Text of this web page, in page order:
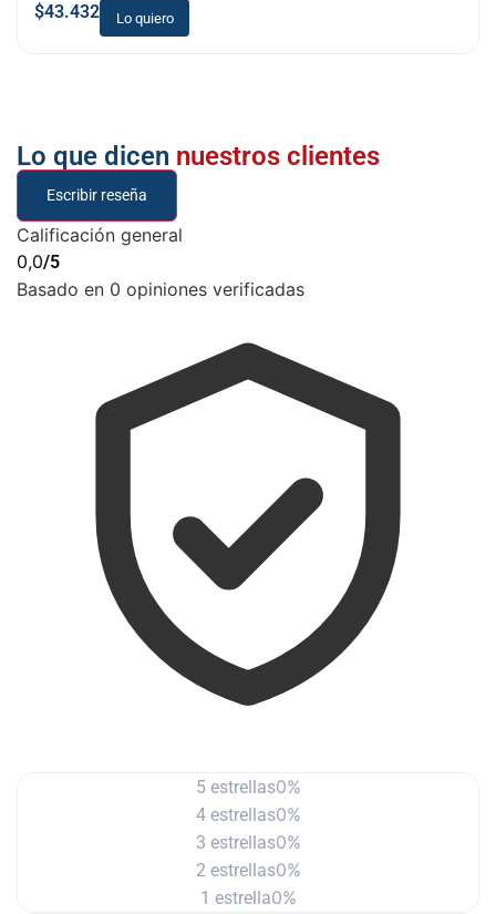
$43.432 Lo quiero
Lo que dicen nuestros clientes
Escribir reseña
Calificación general
0,0/5
Basado en 0 opiniones verificadas
5 estrellas0%
4 estrellas0%
3 estrellas0%
2 estrellas0%
1 estrella0%